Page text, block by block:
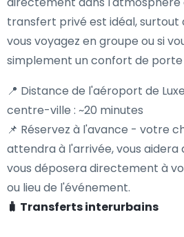
transfert privé est idéal, surtout
vous voyagez en groupe ou si
simplement un confort de
📍 Distance de l'aéroport de
centre-ville : ~20 minutes
📌 Réservez à l'avance - votre
attendra à l'arrivée, vous aidera
vous déposera directement à
ou lieu de l'événement.
🧳 Transferts interurbains